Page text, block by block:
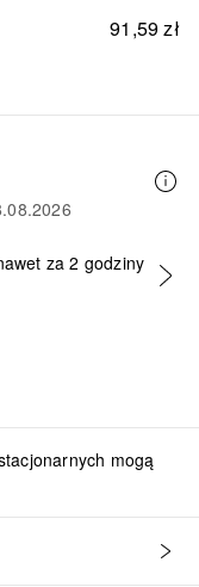
91,59 zł
za 2 godziny
mogą